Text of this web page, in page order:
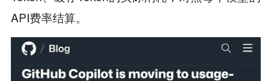
API费率结算。